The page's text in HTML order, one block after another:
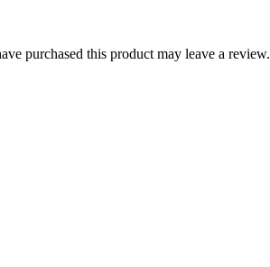
purchased this product may leave a review.